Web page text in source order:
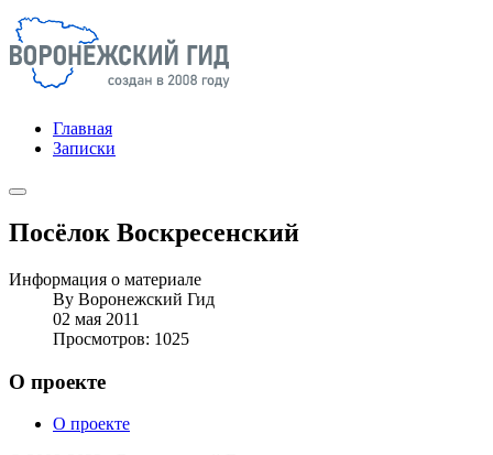
Главная
Записки
Посёлок Воскресенский
Информация о материале
By Воронежский Гид
02 мая 2011
Просмотров: 1025
О проекте
О проекте